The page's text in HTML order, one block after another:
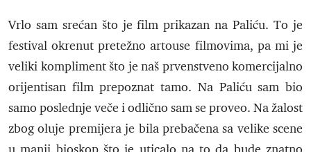
Vrlo sam srećan što je film prikazan na Paliću. To je
festival okrenut pretežno artouse filmovima, pa mi je
veliki kompliment što je naš prvenstveno komercijalno
orijentisan film prepoznat tamo. Na Paliću sam bio
samo poslednje veče i odlično sam se proveo. Na žalost
zbog oluje premijera je bila prebačena sa velike scene